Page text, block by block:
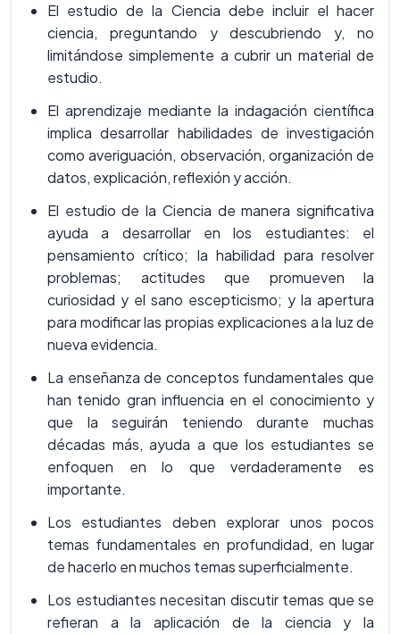
El estudio de la Ciencia debe incluir el hacer
ciencia, preguntando y descubriendo y, no
limitándose simplemente a cubrir un material de
estudio.
El aprendizaje mediante la indagación científica
implica desarrollar habilidades de investigación
como averiguación, observación, organización de
datos, explicación, reflexión y acción.
El estudio de la Ciencia de manera significativa
ayuda a desarrollar en los estudiantes: el
pensamiento crítico; la habilidad para resolver
problemas; actitudes que promueven la
curiosidad y el sano escepticismo; y la apertura
para modificar las propias explicaciones a la luz de
nueva evidencia.
La enseñanza de conceptos fundamentales que
han tenido gran influencia en el conocimiento y
que la seguirán teniendo durante muchas
décadas más, ayuda a que los estudiantes se
enfoquen en lo que verdaderamente es
importante.
Los estudiantes deben explorar unos pocos
temas fundamentales en profundidad, en lugar
de hacerlo en muchos temas superficialmente.
Los estudiantes necesitan discutir temas que se
refieran a la aplicación de la ciencia y la